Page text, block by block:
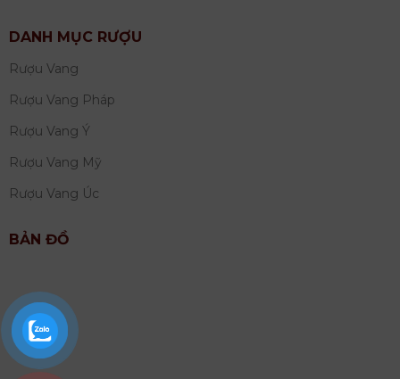
DANH MỤC RƯỢU
Rượu Vang
Rượu Vang Pháp
Rượu Vang Ý
Rượu Vang Mỹ
Rượu Vang Úc
BẢN ĐỒ